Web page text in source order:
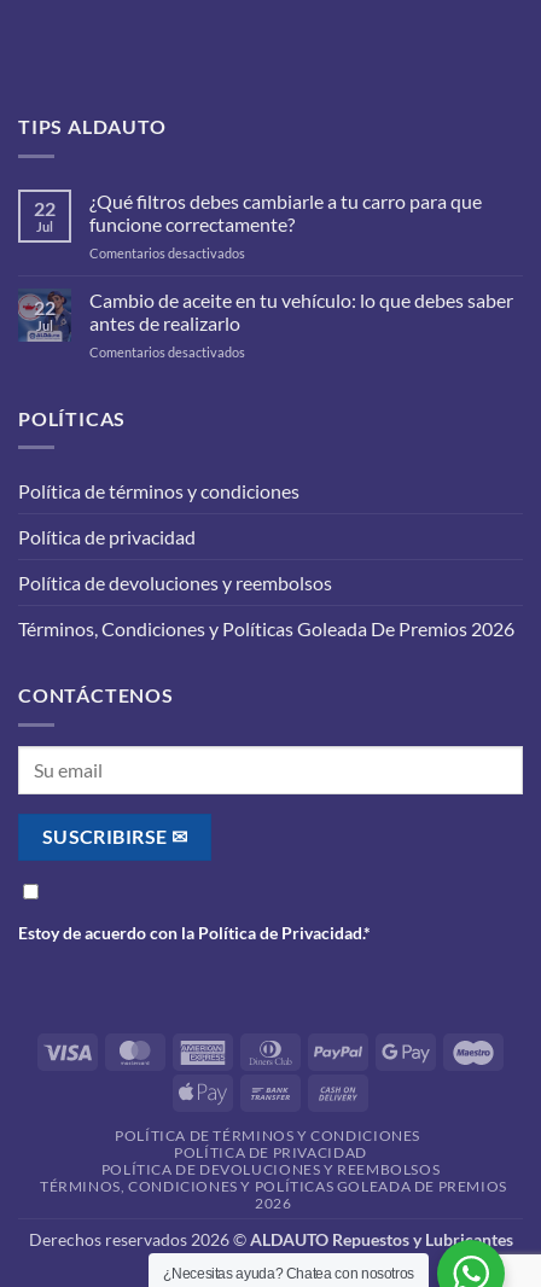
¿Necesitas ayuda? Chatea con nosotros
TIPS ALDAUTO
22
Jul
¿Qué filtros debes cambiarle a tu carro para que
funcione correctamente?
Comentarios desactivados
filtros
debes
a
22
Jul
Cambio de aceite en tu vehículo: lo que debes saber
antes de realizarlo
Comentarios desactivados
lo
POLÍTICAS
Política de términos y condiciones
Política de privacidad
Política de devoluciones y reembolsos
Términos, Condiciones y Políticas Goleada De Premios 2026
CONTÁCTENOS
Estoy de acuerdo con la Política de Privacidad.*
Visa MasterCardAmerican
Dinners PayPal
Google
Apple
Bank
Delivery
POLÍTICA DE TÉRMINOS Y CONDICIONES
POLÍTICA DE PRIVACIDAD
POLÍTICA DE DEVOLUCIONES Y REEMBOLSOS
TÉRMINOS, CONDICIONES Y POLÍTICAS GOLEADA DE PREMIOS
2026
Derechos reservados 2026 ©ALDAUTO Repuestos y Lubricantes